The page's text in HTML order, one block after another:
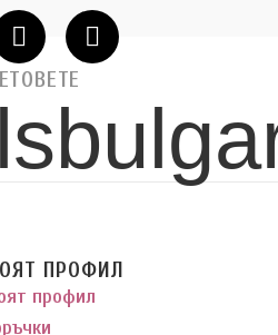
ПРОФИЛ
профил